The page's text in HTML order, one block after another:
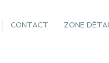
CONTACT ZONE